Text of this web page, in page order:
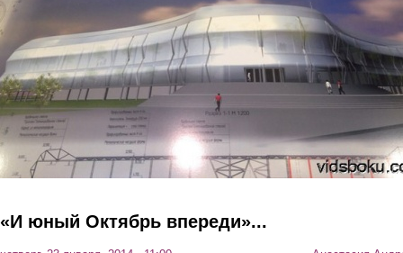
«И юный Октябрь впереди»...